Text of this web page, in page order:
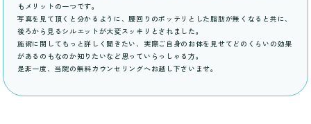
もメリットの一つです。
写真を見て頂くと分かるように、腰回りのポッテリとした脂肪が無くなると共に、
後ろから見るシルエットが大変スッキリとされました。
施術に関してもっと詳しく聞きたい、実際ご自身のお体を見せてどのくらいの効果
があるのもなのか知りたいなど思っていらっしゃる方。
是非一度、当院の無料カウンセリングへお越し下さいませ。